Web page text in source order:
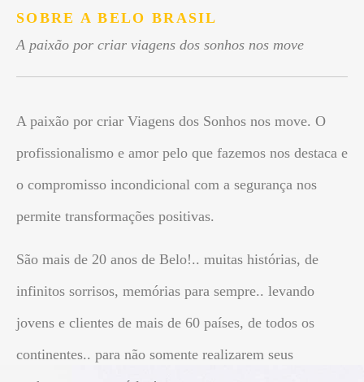
SOBRE A BELO BRASIL
A paixão por criar viagens dos sonhos nos move
A paixão por criar Viagens dos Sonhos nos move. O
profissionalismo e amor pelo que fazemos nos destaca e
o compromisso incondicional com a segurança nos
permite transformações positivas.
São mais de 20 anos de Belo!.. muitas histórias, de
infinitos sorrisos, memórias para sempre.. levando
jovens e clientes de mais de 60 países, de todos os
continentes.. para não somente realizarem seus